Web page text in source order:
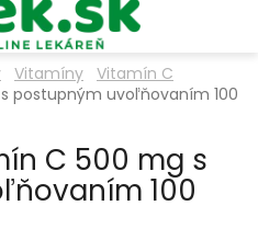
Vitamíny Vitamín C
postupným uvoľňovaním 100
C 500 mg s
100